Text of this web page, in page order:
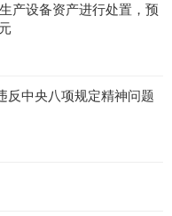
产设备资产进行处置，预
反中央八项规定精神问题